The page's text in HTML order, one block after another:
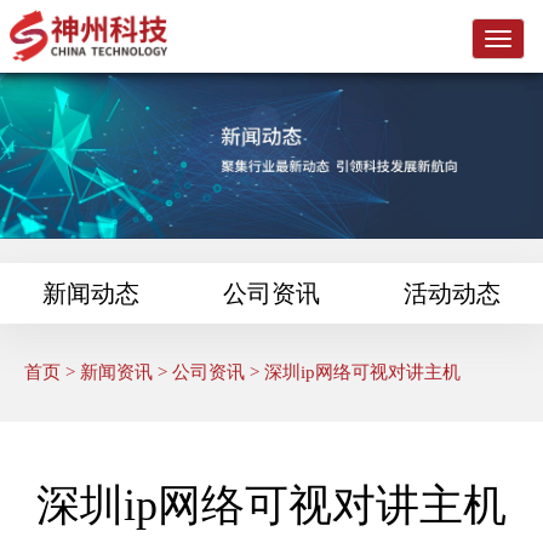
L
o
新闻动态 公司资讯 活动动态
首页 > 新闻资讯 > 公司资讯 > 深圳ip网络可视对讲主机
深圳ip网络可视对讲主机